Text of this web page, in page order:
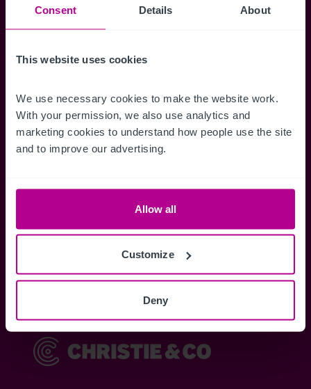
Consent Details About
This website uses cookies
We use necessary cookies to make the website work.
With your permission, we also use analytics and
marketing cookies to understand how people use the site
and to improve our advertising.
Allow all
Customize
Deny
erhalten.
Zugriff auf alle
Informationen
Erhalten Sie Zugriff auf alle
Speichern
zugreifen und
Anmelden
Sie haben bereits ein Konto?